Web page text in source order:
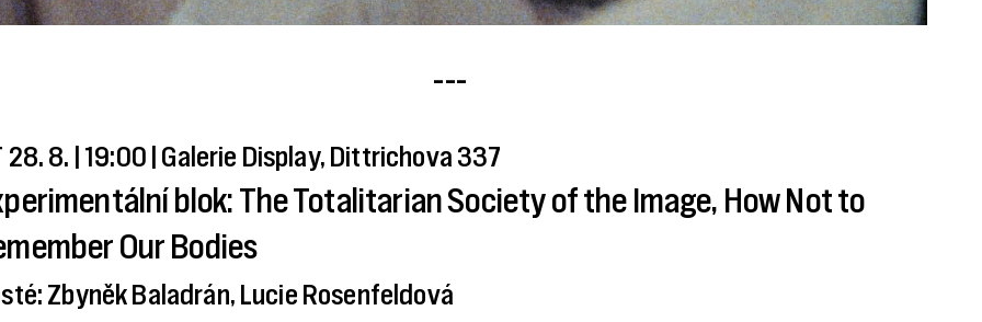
---
28. 8. | 19:00 | Galerie Display, Dittrichova 337
blok: The Totalitarian Society of the Image, How Not to
Our Bodies
Zbyněk Baladrán, Lucie Rosenfeldová